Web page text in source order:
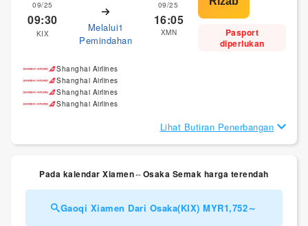
09/25
09:30
KIX
Melalui1
Pemindahan
09/25
16:05
XMN
Pasport
diperlukan
Shanghai Airlines
Shanghai Airlines
Shanghai Airlines
Shanghai Airlines
Lihat Butiran Penerbangan
Pada kalendar Xiamen⇔Osaka Semak harga terendah
Gaoqi Xiamen Dari Osaka(KIX) MYR1,752～